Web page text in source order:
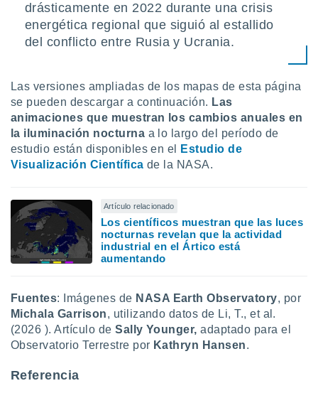
drásticamente en 2022 durante una crisis
energética regional que siguió al estallido
del conflicto entre Rusia y Ucrania.
Las versiones ampliadas de los mapas de esta página
se pueden descargar a continuación. Las
animaciones que muestran los cambios anuales en
la iluminación nocturna a lo largo del período de
estudio están disponibles en el
Estudio de
Visualización Científica de la NASA.
Artículo relacionado
Los científicos muestran que las luces
nocturnas revelan que la actividad
industrial en el Ártico está
aumentando
Fuentes: Imágenes de NASA Earth Observatory, por
Michala Garrison, utilizando datos de Li, T., et al.
(2026 ). Artículo deSally Younger, adaptado para el
Observatorio Terrestre por Kathryn Hansen.
Referencia